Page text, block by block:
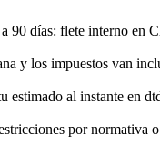
90 días: flete interno en
y los impuestos van
al instante en
por